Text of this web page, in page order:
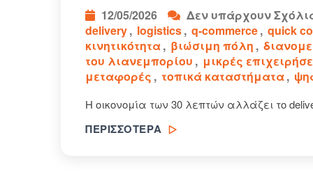
12/05/2026
Δεν υπάρχουν
delivery, logistics, q-commerce, quick
κινητικότητα, βιώσιμη πόλη ,
του λιανεμπορίου , μικρές
μεταφορές , τοπικά καταστήματα,
Η οικονομία των 30 λεπτών αλλάζει το
ΠΕΡΙΣΣΟΤΕΡΑ